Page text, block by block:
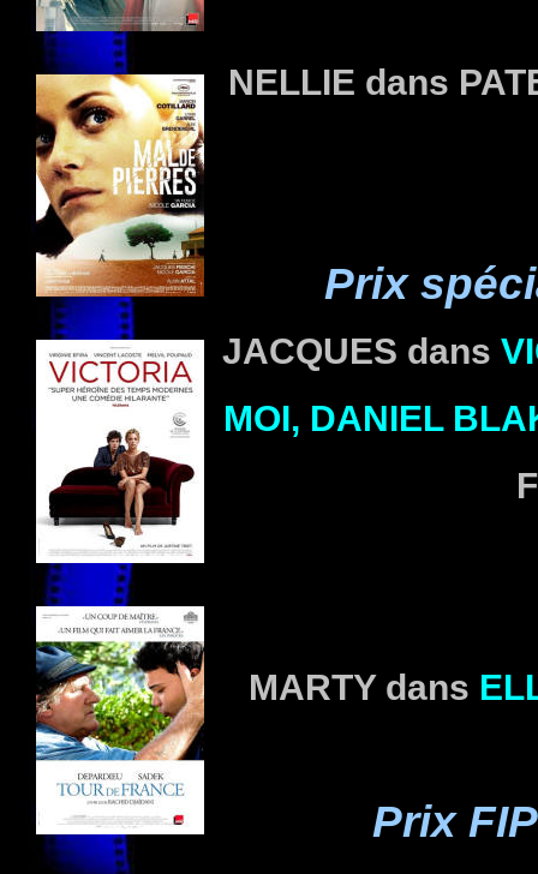
NELLIE dans
Prix
JACQUES dans
MOI, DANIEL
MARTY dans
Prix